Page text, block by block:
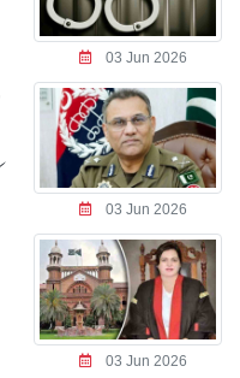
03 Jun 2026
03 Jun 2026
03 Jun 2026